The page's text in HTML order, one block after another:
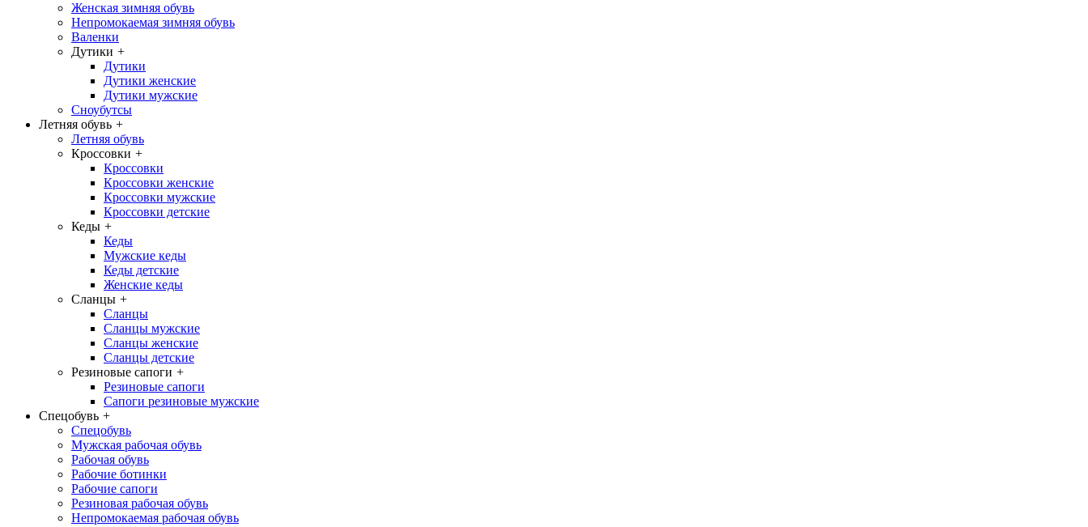
Женская зимняя обувь
Непромокаемая зимняя обувь
Валенки
Дутики +
Дутики
Дутики женские
Дутики мужские
Сноубутсы
Летняя обувь +
Летняя обувь
Кроссовки +
Кроссовки
Кроссовки женские
Кроссовки мужские
Кроссовки детские
Кеды +
Кеды
Мужские кеды
Кеды детские
Женские кеды
Сланцы +
Сланцы
Сланцы мужские
Сланцы женские
Сланцы детские
Резиновые сапоги +
Резиновые сапоги
Сапоги резиновые мужские
Спецобувь +
Спецобувь
Мужская рабочая обувь
Рабочая обувь
Рабочие ботинки
Рабочие сапоги
Резиновая рабочая обувь
Непромокаемая рабочая обувь